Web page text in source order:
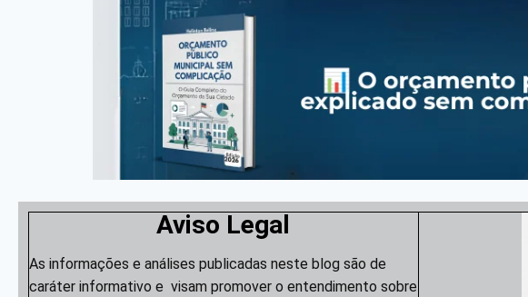
Aviso Legal
As informações e análises publicadas neste blog são de
caráter informativo e visam promover o entendimento sobre